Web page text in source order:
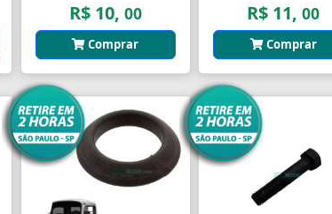
R$ 10, 00
Comprar
R$ 11,00
Comprar